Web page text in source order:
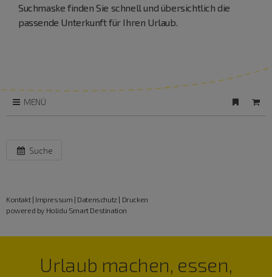
Suchmaske finden Sie schnell und übersichtlich die
passende Unterkunft für Ihren Urlaub.
MENÜ
Suche
Kontakt| Impressum | Datenschutz| Drucken
powered by Holidu Smart Destination
Urlaub machen, essen,